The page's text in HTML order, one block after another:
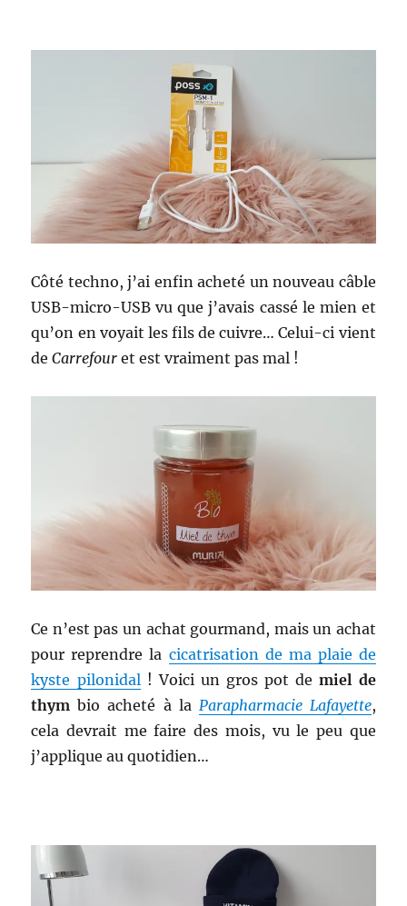
Côté techno, j’ai enfin acheté un nouveau câble
USB-micro-USB vu que j’avais cassé le mien et
qu’on en voyait les fils de cuivre… Celui-ci vient
deCarrefour et est vraiment pas mal !
Ce n’est pas un achat gourmand, mais un achat
pour reprendre la cicatrisation de ma plaie de
kyste pilonidal ! Voici un gros pot demiel de
thym bio acheté à la Parapharmacie Lafayette,
cela devrait me faire des mois, vu le peu que
j’applique au quotidien…